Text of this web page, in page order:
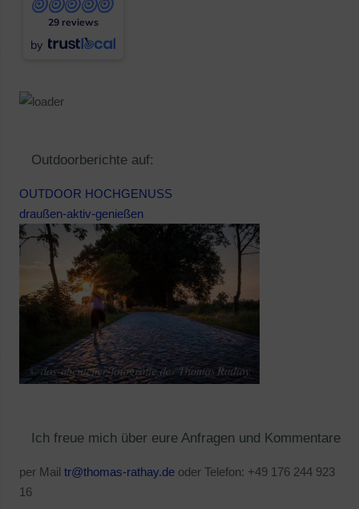
29 reviews
by
Outdoorberichte auf:
OUTDOOR HOCHGENUSS
draußen-aktiv-genießen
Ich freue mich über eure Anfragen und Kommentare
per Mail tr@thomas-rathay.deoder Telefon: +49 176 244 923
16